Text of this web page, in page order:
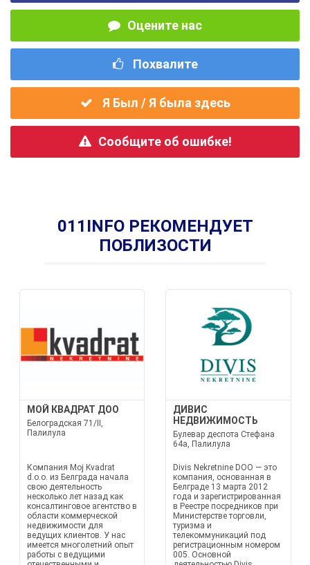
Оцените нас
Похвалите
Я Был / Я была здесь
Сообщите об ошибке!
011INFO РЕКОМЕНДУЕТ
ПОБЛИЗОСТИ
МОЙ КВАДРАТ ДОО
Белоградская 71/II,
Палилула
Компания Moj Kvadrat
d.o.o. из Белграда начала
свою деятельность
несколько лет назад как
консалтинговое агентство в
области коммерческой
недвижимости для
ведущих клиентов. У нас
имеется многолетний опыт
работы с ведущими
ДИВИС
НЕДВИЖИМОСТЬ
Булевар деспота Стефана
64а, Палилула
Divis Nekretnine DOO — это
компания, основанная в
Белграде 13 марта 2012
года и зарегистрированная
в Реестре посредников при
Министерстве торговли,
туризма и
телекоммуникаций под
регистрационным номером
005. Основной